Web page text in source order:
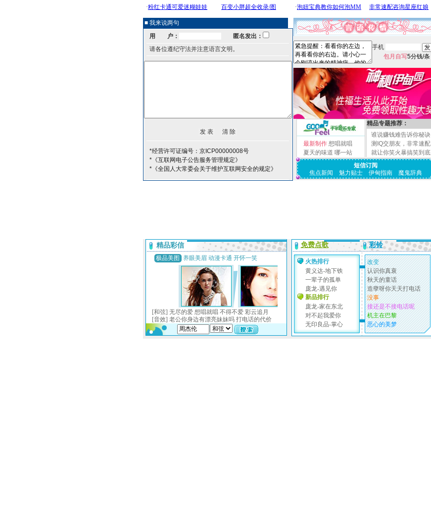
■ 我来说两句
用 户：
匿名发出：
请各位遵纪守法并注意语言文明。
*经营许可证编号：京ICP00000008号
*《互联网电子公告服务管理规定》
*《全国人大常委会关于维护互联网安全的规定》
手机
包月自写5分钱/条
最新制作 想唱就唱
夏天的味道 哪一站
精品专题推荐：
谁说赚钱难告诉你秘诀
测IQ交朋友，非常速配
就让你笑火暴搞笑到底
短信订阅
焦点新闻
魅力贴士 伊甸指南 魔鬼辞典